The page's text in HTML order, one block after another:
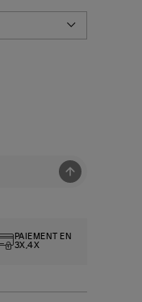
PAIEMENT EN
3X,4X